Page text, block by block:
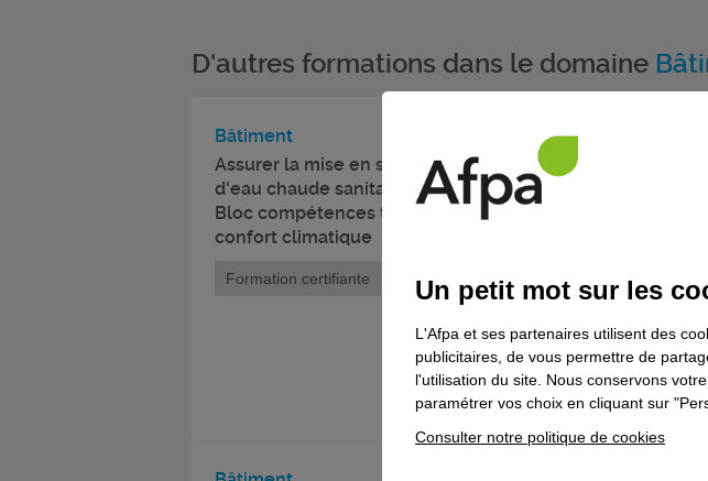
D'autres formations dans le domaine
Bâtiment
Assurer la mise en service, la maintenance des
d'eau chaude sanitaire, de renouvellement d'air et de
Bloc compétences titre prof. technicien de maintenance
confort climatique
Formation certifiante Un petit mot sur les
L'Afpa et ses partenaires utilisent des
publicitaires, de vous permettre de
l'utilisation du site. Nous conservons
paramétrer vos choix en cliquant sur
Consulter notre politique de cookies